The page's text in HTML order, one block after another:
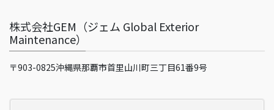
株式会社GEM（ジェム Global Exterior
Maintenance）
〒903-0825沖縄県那覇市首里山川町三丁目61番9号